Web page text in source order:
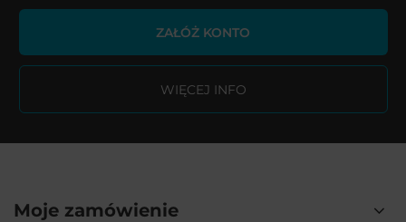
ZAŁÓŻ KONTO
WIĘCEJ INFO
Moje zamówienie